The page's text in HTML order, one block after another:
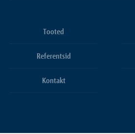
Tooted
Referentsid
Kontakt